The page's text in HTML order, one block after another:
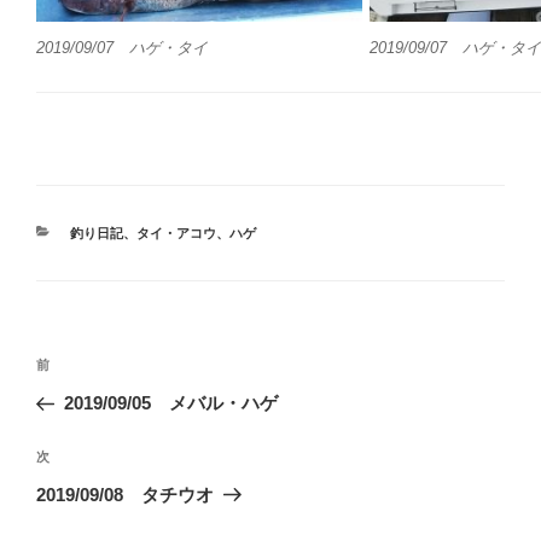
2019/09/07 ハゲ・タイ 2019/09/07 ハゲ・タイ
カ
釣り日記、 タイ・アコウ、 ハゲ
投
ビ
ゲ
前
の
稿
前
2019/09/05 メバル・ハゲ
次
の
次
2019/09/08 タチウオ